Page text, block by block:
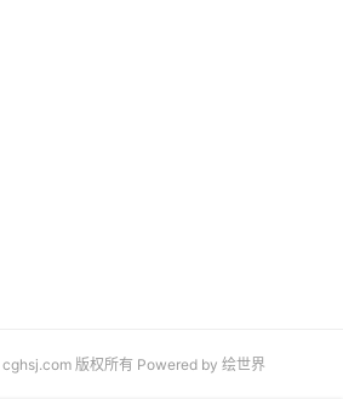
版权所有 Powered by 绘世界